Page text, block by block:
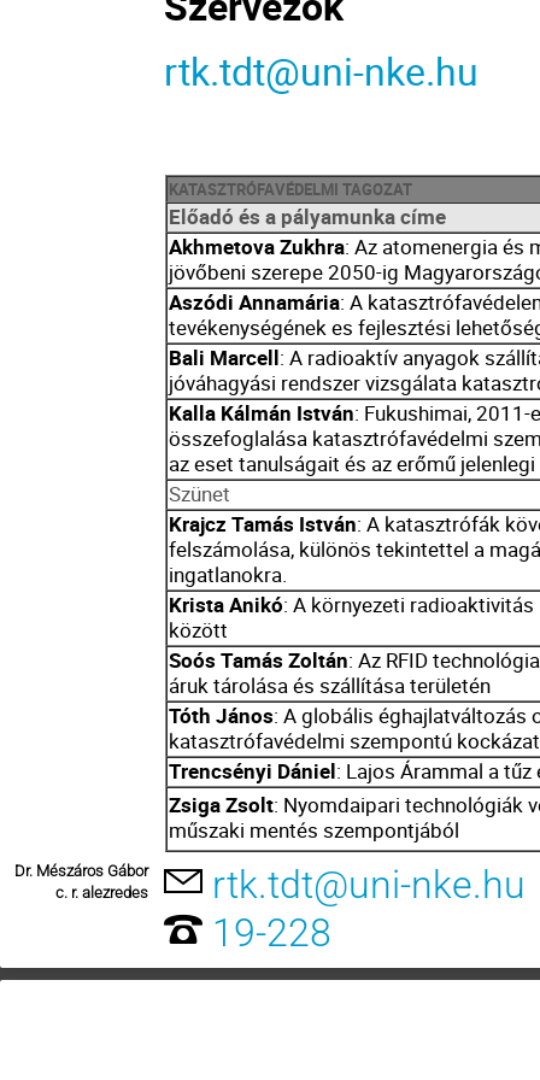
rtk.tdt@uni-nke.hu
KATASZTRÓFAVÉDELMI TAGOZAT
Előadó és a pályamunka címe
Akhmetova Zukhra: Az atomenergia és
jövőbeni szerepe 2050-ig
Aszódi Annamária: A
tevékenységének es fejlesztési
Bali Marcell: A radioaktív anyagok
jóváhagyási rendszer vizsgálata
Kalla Kálmán István: Fukushimai, 2011-
összefoglalása katasztrófavédelmi
az eset tanulságait és az erőmű
Szünet
Krajcz Tamás István: A katasztrófák
felszámolása, különös tekintettel a
ingatlanokra.
Krista Anikó: A környezeti
között
Soós Tamás Zoltán: Az RFID
áruk tárolása és szállítása területén
Tóth János: A globális éghajlatváltozás
katasztrófavédelmi szempontú
Trencsényi Dániel: Lajos Árammal a tűz
Zsiga Zsolt: Nyomdaipari technológiák
műszaki mentés szempontjából
Dr. Mészáros Gábor
c. r. alezredes
rtk.tdt@uni-nke.hu
19-228